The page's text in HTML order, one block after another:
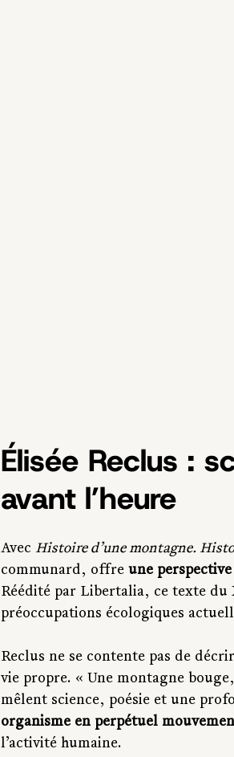
Élisée Reclus :
avant l’heure
Avec Histoire d’une montagne.
communard, offre une
Réédité par Libertalia, ce texte du
préoccupations écologiques
Reclus ne se contente pas de
vie propre. « Une montagne
mêlent science, poésie et une
organisme en perpétuel
l’activité humaine.